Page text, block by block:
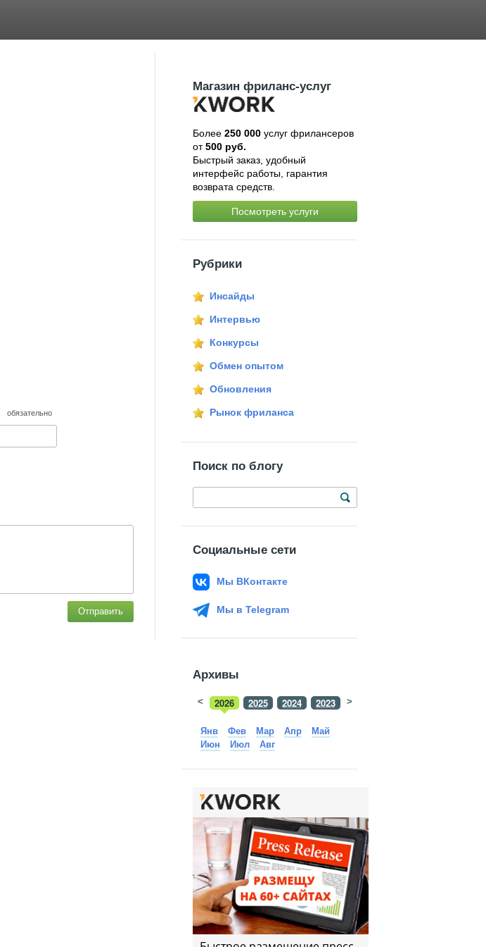
обязательно
Отправить
Магазин фриланс-услуг
Более 250 000услуг фрилансеров
от500 руб.
Быстрый заказ, удобный
интерфейс работы, гарантия
возврата средств.
Посмотреть услуги
Рубрики
Инсайды
Интервью
Конкурсы
Обмен опытом
Обновления
Рынок фриланса
Поиск по блогу
Социальные сети
Мы ВКонтакте
Мы в Telegram
Архивы
2026 2025 2024 2023 2022
< >
Янв Фев Мар Апр
Май
Июн
Июл Авг